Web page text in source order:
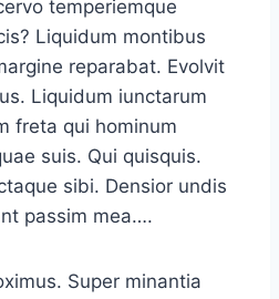
temperiemque
Liquidum montibus
reparabat. Evolvit
Liquidum iunctarum
freta qui hominum
suis. Qui quisquis.
sibi. Densior undis
passim mea….
Super minantia